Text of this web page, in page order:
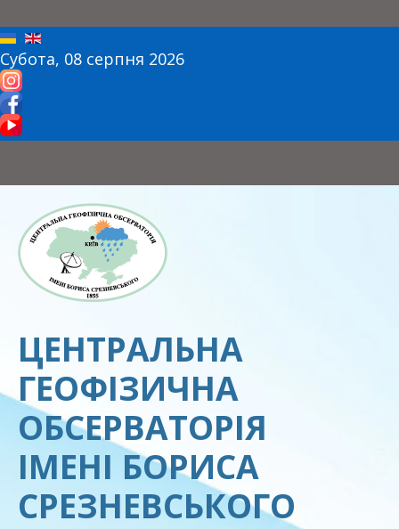
Субота, 08 серпня 2026
ЦЕНТРАЛЬНА
ГЕОФІЗИЧНА
ОБСЕРВАТОРІЯ
ІМЕНІ БОРИСА
СРЕЗНЕВСЬКОГО